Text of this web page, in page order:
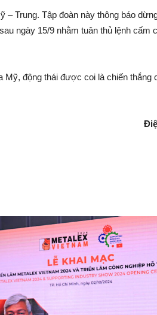
Trung. Tập đoàn này thông báo
ngày 15/9 nhằm tuân thủ lệnh cấm
động thái được coi là chiến thắng